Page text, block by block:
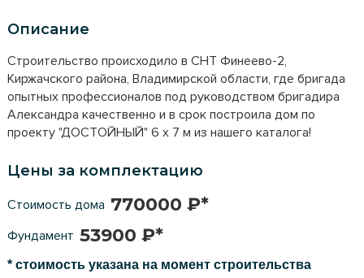
Описание
Строительство происходило в СНТ Финеево-2,
Киржачского района, Владимирской области, где бригада
опытных профессионалов под руководством бригадира
Александра качественно и в срок построила дом по
проекту "ДОСТОЙНЫЙ" 6 х 7 м из нашего каталога!
Цены за комплектацию
Стоимость дома 770000 ₽*
Фундамент 53900 ₽*
* стоимость указана на момент строительства